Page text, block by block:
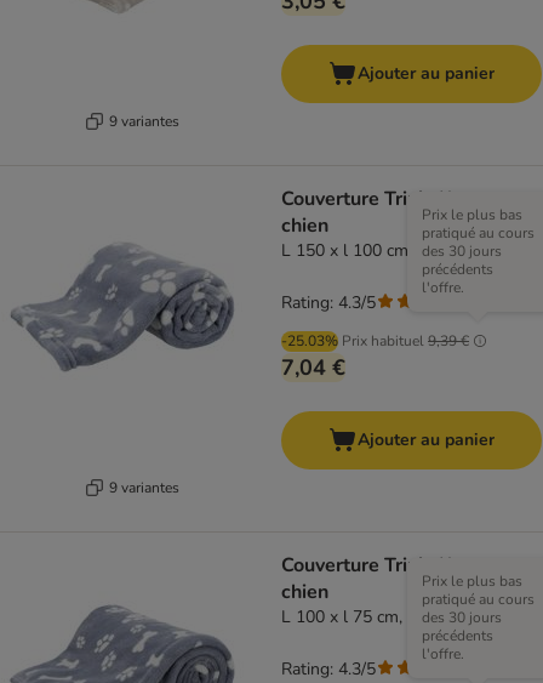
9 variantes
Ajouter au panier
9 variantes
Couverture Trixie Kenny pour
chien
L 150 x l 100 cm, bleu
-25.03% Prix habituel9,39 €
Prix le plus bas
pratiqué au cours
des 30 jours
précédents
l'offre.
7,04 €
Rating: 4.3/5
Ajouter au panier
Couverture Trixie Kenny pour
chien
L 100 x l 75 cm, bleu
Prix le plus bas
pratiqué au cours
des 30 jours
précédents
l'offre.
Rating: 4.3/5